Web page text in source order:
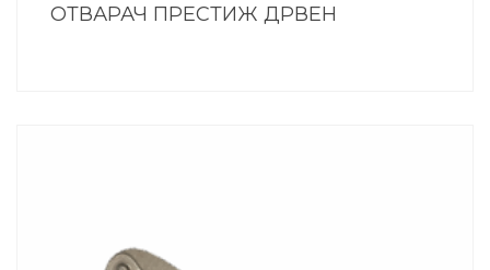
ОТВАРАЧ ПРЕСТИЖ ДРВЕН